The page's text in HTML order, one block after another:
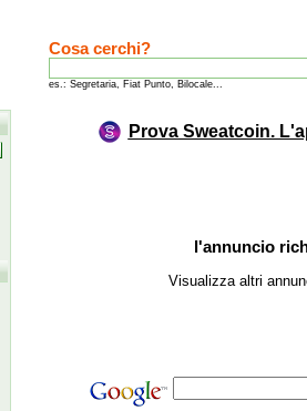
Cosa cerchi?
es.: Segretaria, Fiat Punto, Bilocale...
Prova Sweatcoin.
l'annuncio
Visualizza altri